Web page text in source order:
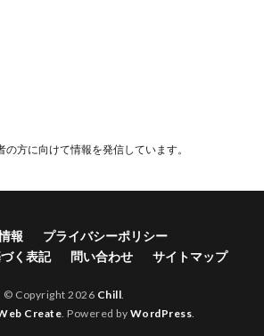
方に向けて情報を発信しています。
報
プライバシーポリシー
く表記
問い合わせ サイトマップ
© Copyright 2026 Chill
Create . Powered by WordPress